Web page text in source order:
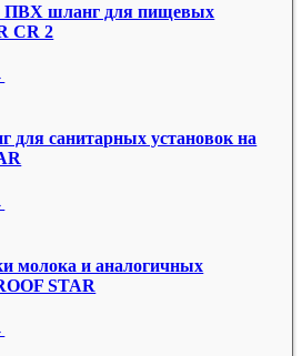
ПВХ шланг для пищевых
CR 2
для санитарных установок на
молока и аналогичных
STAR